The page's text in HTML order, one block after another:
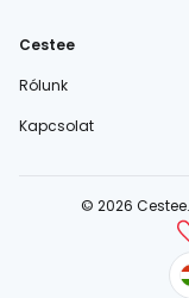
Cestee
Rólunk
Kapcsolat
© 2026